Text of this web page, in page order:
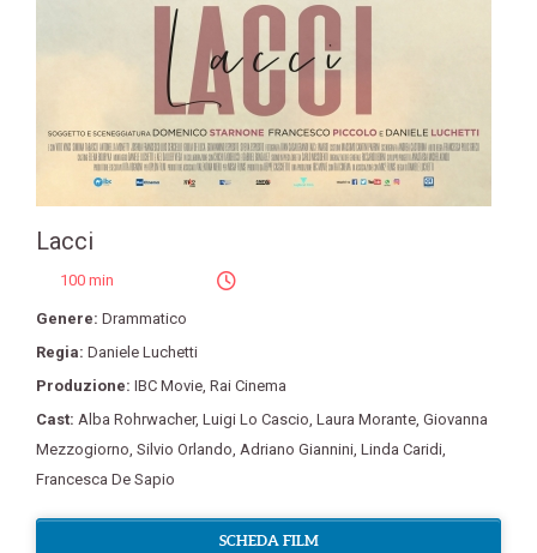
Lacci
100 min
Genere: Drammatico
Regia: Daniele Luchetti
Produzione: IBC Movie, Rai Cinema
Cast: Alba Rohrwacher, Luigi Lo Cascio, Laura Morante, Giovanna
Mezzogiorno, Silvio Orlando, Adriano Giannini, Linda Caridi,
Francesca De Sapio
SCHEDA FILM